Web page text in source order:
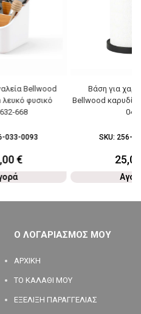
Bellwood
λευκό φυσικό
668
033-0093
€
Βάση για
Bellwood καρυδί
048
SKU: 256-
Ο ΛΟΓΑΡΙΑΣΜΟΣ ΜΟΥ
ΑΡΧΙΚΗ
ΤΟ ΚΑΛΑΘΙ ΜΟΥ
ΕΞΕΛΙΞΗ ΠΑΡΑΓΓΕΛΙΑΣ